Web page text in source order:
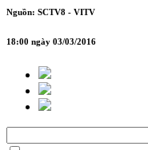
Nguồn: SCTV8 - VITV
18:00 ngày 03/03/2016